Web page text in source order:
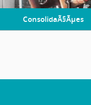
ConsolidaÃ§Ãµes